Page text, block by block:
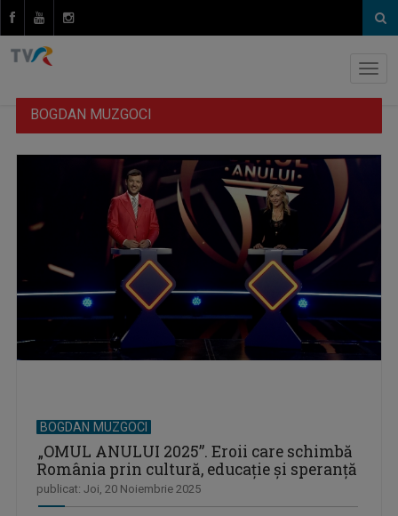
BOGDAN MUZGOCI
BOGDAN MUZGOCI
„OMUL ANULUI 2025”. Eroii care schimbă
România prin cultură, educație și speranță
publicat: Joi, 20 Noiembrie 2025